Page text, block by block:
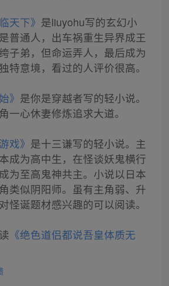
天下》 是liuyohu写的玄幻小
普通人，出车祸重生异界成王
子弟，但命运弄人，最后成为
特意境，看过的人评价很高。
》 是你是穿越者写的轻小说。
一心休妻修炼追求大道。
戏》 是十三谦写的轻小说。主
成为高中生，在怪谈妖鬼横行
为至高鬼神共主。小说以日本
类似阴阳师。虽有主角弱、升
怪诞题材感兴趣的可以阅读。
《绝色道侣都说吾皇体质无